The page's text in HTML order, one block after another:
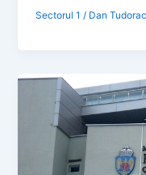
Sectorul 1 / Dan